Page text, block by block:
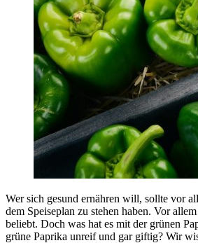
Wer sich gesund ernähren will, sollte vor
dem Speiseplan zu stehen haben. Vor
beliebt. Doch was hat es mit der grünen
grüne Paprika unreif und gar giftig? Wir